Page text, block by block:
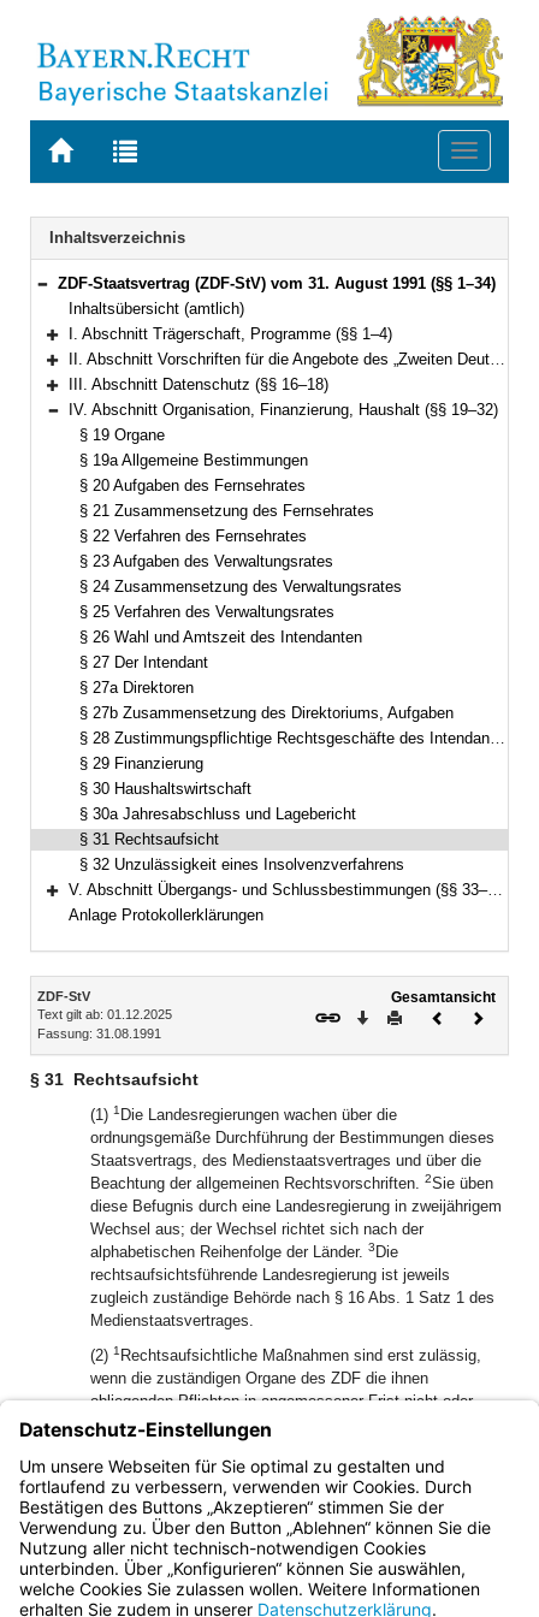
Zur
BAYERN.RECHT
Zur
letzten
Suche
Toggle
Navigation
Inhaltsverzeichnis
Bereich reduzieren
ZDF-Staatsvertrag (ZDF-StV) vom 31. August 1991 (§§ 1–34)
Inhaltsübersicht (amtlich)
Bereich erweitern
I. Abschnitt Trägerschaft, Programme (§§ 1–4)
Bereich erweitern
II. Abschnitt Vorschriften für die Angebote des „Zweiten Deutschen Fernsehens (ZDF)“ (§§ 5–15)
Bereich erweitern
III. Abschnitt Datenschutz (§§ 16–18)
Bereich reduzieren
IV. Abschnitt Organisation, Finanzierung, Haushalt (§§ 19–32)
§ 19 Organe
§ 19a Allgemeine Bestimmungen
§ 20 Aufgaben des Fernsehrates
§ 21 Zusammensetzung des Fernsehrates
§ 22 Verfahren des Fernsehrates
§ 23 Aufgaben des Verwaltungsrates
§ 24 Zusammensetzung des Verwaltungsrates
§ 25 Verfahren des Verwaltungsrates
§ 26 Wahl und Amtszeit des Intendanten
§ 27 Der Intendant
§ 27a Direktoren
§ 27b Zusammensetzung des Direktoriums, Aufgaben
§ 28 Zustimmungspflichtige Rechtsgeschäfte des Intendanten
§ 29 Finanzierung
§ 30 Haushaltswirtschaft
§ 30a Jahresabschluss und Lagebericht
§ 31 Rechtsaufsicht
§ 32 Unzulässigkeit eines Insolvenzverfahrens
Bereich erweitern
V. Abschnitt Übergangs- und Schlussbestimmungen (§§ 33–34)
Anlage Protokollerklärungen
Inhalt
ZDF-StV
Text gilt ab: 01.12.2025
Fassung: 31.08.1991
Gesamtansicht
Download
DruckenVorheriges
§ 31 Rechtsaufsicht
(1) 1 Die Landesregierungen wachen über die
ordnungsgemäße Durchführung der Bestimmungen dieses
Staatsvertrags, des Medienstaatsvertrages und über die
Beachtung der allgemeinen Rechtsvorschriften. 2Sie üben
diese Befugnis durch eine Landesregierung in zweijährigem
Wechsel aus; der Wechsel richtet sich nach der
alphabetischen Reihenfolge der Länder. 3 Die
rechtsaufsichtsführende Landesregierung ist jeweils
zugleich zuständige Behörde nach § 16 Abs. 1 Satz 1 des
Medienstaatsvertrages.
(2) 1 Rechtsaufsichtliche Maßnahmen sind erst zulässig,
wenn die zuständigen Organe des ZDF die ihnen
obliegenden Pflichten in angemessener Frist nicht oder
nicht hinreichend erfüllen.
Landesregierung ist berechtigt, dem ZDF im Einzelfall eine
angemessene Frist zur Wahrnehmung seiner Pflichten zu
setzen.
Bayern.de
BayernPortal